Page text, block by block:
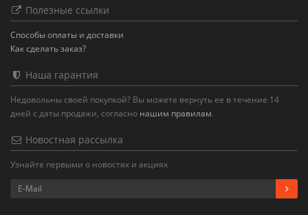
Полезные ссылки
Способы оплаты и доставки
Как сделать заказ?
Наша гарантия
Недовольны своей покупкой? Вы можете вернуть ее в течение 14
дней с даты продажи, согласно нашим правилам.
Новостная рассылка
Узнайте первыми о новостях и акциях